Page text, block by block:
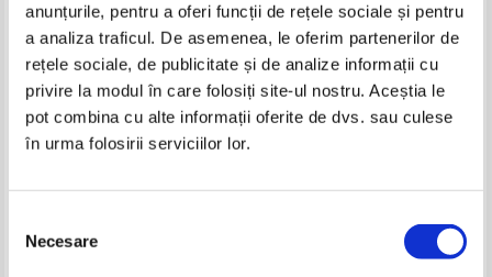
anunțurile, pentru a oferi funcții de rețele sociale și pentru
a analiza traficul. De asemenea, le oferim partenerilor de
rețele sociale, de publicitate și de analize informații cu
privire la modul în care folosiți site-ul nostru. Aceștia le
pot combina cu alte informații oferite de dvs. sau culese
în urma folosirii serviciilor lor.
consimțământului
Necesare
George Topirceanu - Scrieri
10,00Lei 7,50
Adaugă în coș
Madalina Vincene - Limba si
literatura romana. Evaluare
nationala. Ghid de pregatire,
clasa a VIII-a
Lei
Adaugă în coș